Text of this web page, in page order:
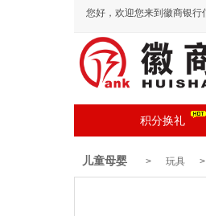
您好，欢迎您来到徽商银行
积分换礼
儿童母婴 > 玩具 >